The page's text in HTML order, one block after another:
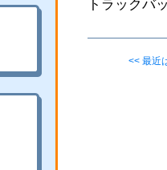
トラックバ
<< 最近